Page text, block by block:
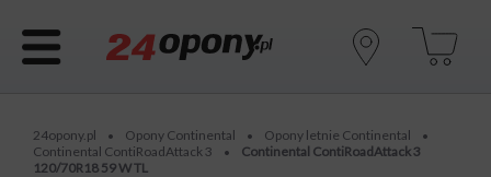
24opony.pl • Opony Continental • Opony letnie Continental •
Continental ContiRoadAttack 3 •
Continental ContiRoadAttack 3
120/70R18 59 W TL